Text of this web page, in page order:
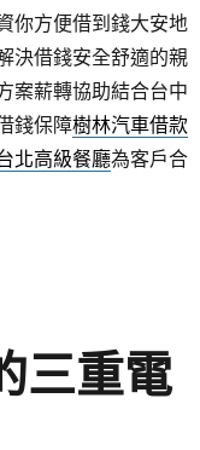
你方便借到錢大安地
決借錢安全舒適的親
案薪轉協助結合台中
錢保障樹林汽車借款
北高級餐廳為客戶合
三重電